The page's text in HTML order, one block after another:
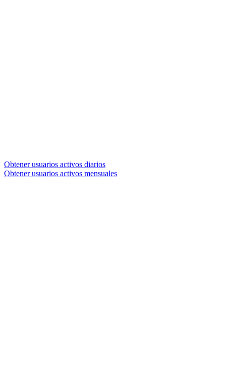
Obtener usuarios activos diarios
Obtener usuarios activos mensuales